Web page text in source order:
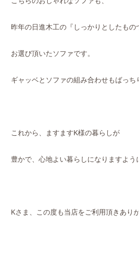
昨年の日進木工の『しっかりとしたもの
お選び頂いたソファです。
ギャッベとソファの組み合わせもばっち
これから、ますますK様の暮らしが
豊かで、心地よい暮らしになりますよ
Kさま、この度も当店をご利用頂きあり